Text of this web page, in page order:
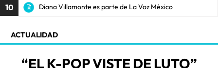
10 Diana Villamonte es parte de La Voz México
ACTUALIDAD
“EL K-POP VISTE DE LUTO”